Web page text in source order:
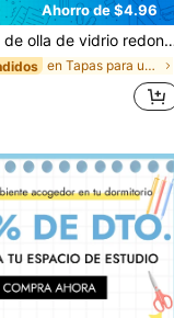
Ahorro de $4.96
redonda, tapa universal de varios tamaños, accesorio para utensilios de cocina del hogar
en Tapas para utensilios de cocina